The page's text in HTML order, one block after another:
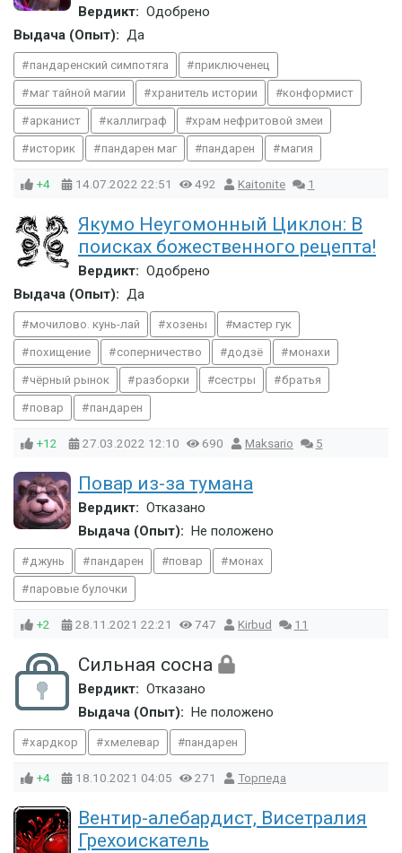
Вердикт: Одобрено
Выдача (Опыт): Да
пандаренский симпотяга приключенец
маг тайной магии хранитель истории конформист
арканист каллиграф храм нефритовой змеи
историк пандарен маг пандарен магия
+4 14.07.2022 22:51 492 Kaitonite 1
Якумо Неугомонный Циклон: В
поисках божественного рецепта!
Вердикт: Одобрено
Выдача (Опыт): Да
мочилово. кунь-лай хозены мастер гук
похищение соперничество додзё монахи
чёрный рынок разборки сестры братья
повар пандарен
+12 27.03.2022 12:10 690 Maksario 5
Повар из-за тумана
Вердикт: Отказано
Выдача (Опыт):
Не положено
джунь пандарен повар монах
паровые булочки
+2 28.11.2021 22:21 747 Kirbud 11
Сильная сосна
Вердикт: Отказано
Выдача (Опыт):
Не положено
хардкор хмелевар пандарен
+4 18.10.2021 04:05 271 Торпеда
Вентир-алебардист, Висетралия
Грехоискатель